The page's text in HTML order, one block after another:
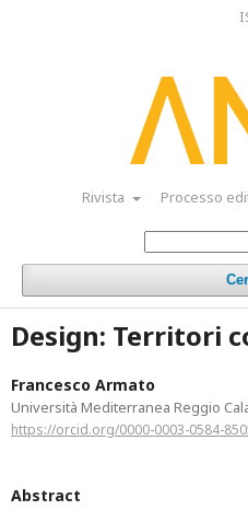
Rivista Processo
Design: Territori
Francesco Armato
Università Mediterranea Reggio
https://orcid.org/0000-0003-0584-
Abstract